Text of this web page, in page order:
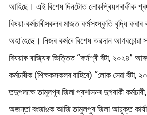
আহিছে। এই বিশেষ দিনটোত লোকপ্ৰিয়গৰাকীক
বিষয়া-কৰ্মচাৰীসকলৰ মাজত কৰ্মসংস্কৃতি বৃদ্ধি কৰাৰ
অহা হৈছে। নিজৰ কৰ্মৰে বিশেষ অৱদান আগবঢ়োৱা
বিষয়াক ৰাজ্যিক ভিত্তিত “কৰ্মশ্ৰী বঁটা, ২০২৪”
কৰ্মচাৰীক (শিক্ষকসকলৰ বাহিৰে) “লোক সেৱা বঁটা,
তদুপলক্ষে তামুলপুৰ জিলা প্ৰশাসনৰ দুগৰাকী
অজন্তা বংজাঙক আজি তামুলপুৰ জিলা আয়ুক্ত